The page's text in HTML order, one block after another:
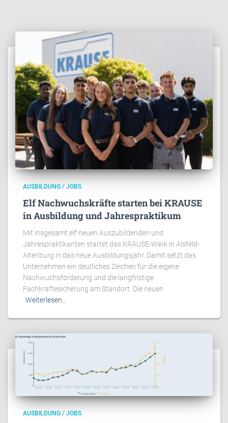
AUSBILDUNG / JOBS
Elf Nachwuchskräfte starten bei KRAUSE
in Ausbildung und Jahrespraktikum
Mit insgesamt elf neuen Auszubildenden und
Jahrespraktikanten startet das KRAUSE-Werk in Alsfeld-
Altenburg in das neue Ausbildungsjahr. Damit setzt das
Unternehmen ein deutliches Zeichen für die eigene
Nachwuchsförderung und die langfristige
Fachkräftesicherung am Standort. Die neuen
Weiterlesen…
AUSBILDUNG / JOBS